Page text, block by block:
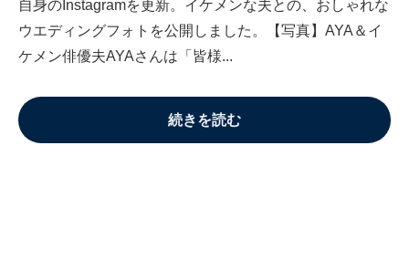
自身のInstagramを更新。イケメンな夫との、おしゃれな
ウエディングフォトを公開しました。【写真】AYA＆イ
ケメン俳優夫AYAさんは「皆様...
続きを読む